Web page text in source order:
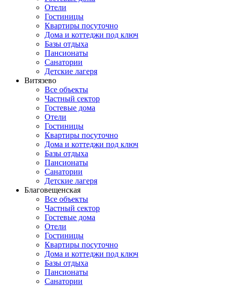
Отели
Гостиницы
Квартиры посуточно
Дома и коттеджи под ключ
Базы отдыха
Пансионаты
Санатории
Детские лагеря
Витязево
Все объекты
Частный сектор
Гостевые дома
Отели
Гостиницы
Квартиры посуточно
Дома и коттеджи под ключ
Базы отдыха
Пансионаты
Санатории
Детские лагеря
Благовещенская
Все объекты
Частный сектор
Гостевые дома
Отели
Гостиницы
Квартиры посуточно
Дома и коттеджи под ключ
Базы отдыха
Пансионаты
Санатории